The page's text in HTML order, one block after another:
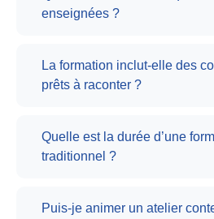
enseignées ?
La formation inclut-elle des
prêts à raconter ?
Quelle est la durée d’une
traditionnel ?
Puis-je animer un atelier